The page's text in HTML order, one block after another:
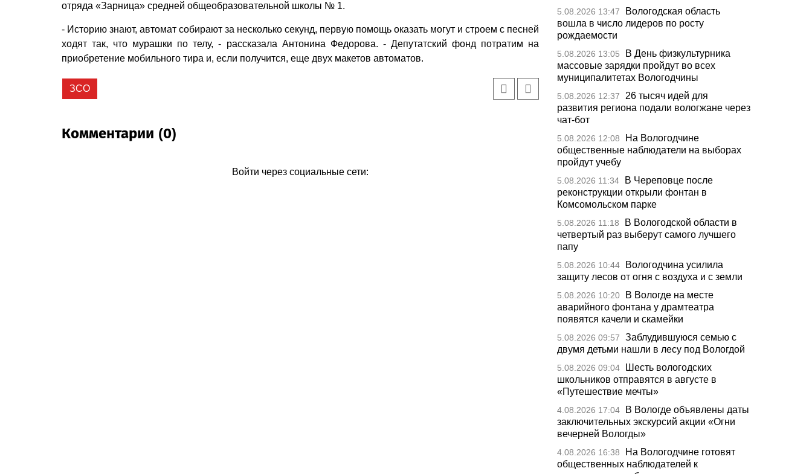
отряда «Зарница» средней общеобразовательной школы № 1.
- Историю знают, автомат собирают за несколько секунд, первую помощь оказать могут и строем с песней
ходят так, что мурашки по телу, - рассказала Антонина Федорова. - Депутатский фонд потратим на
приобретение мобильного тира и, если получится, еще двух макетов автоматов.
ЗСО
Комментарии (0)
Войти через социальные сети:
5.08.2026 13:47
Вологодская область
вошла в число лидеров по росту
рождаемости
5.08.2026 13:05
В День физкультурника
массовые зарядки пройдут во всех
муниципалитетах Вологодчины
5.08.2026 12:37
26 тысяч идей для
развития региона подали вологжане через
чат-бот
5.08.2026 12:08
На Вологодчине
общественные наблюдатели на выборах
пройдут учебу
5.08.2026 11:34
В Череповце после
реконструкции открыли фонтан в
Комсомольском парке
5.08.2026 11:18
В Вологодской области в
четвертый раз выберут самого лучшего
папу
5.08.2026 10:44
Вологодчина усилила
защиту лесов от огня с воздуха и с земли
5.08.2026 10:20
В Вологде на месте
аварийного фонтана у драмтеатра
появятся качели и скамейки
5.08.2026 09:57
Заблудившуюся семью с
двумя детьми нашли в лесу под Вологдой
5.08.2026 09:04
Шесть вологодских
школьников отправятся в августе в
«Путешествие мечты»
4.08.2026 17:04
В Вологде объявлены даты
заключительных экскурсий акции «Огни
вечерней Вологды»
4.08.2026 16:38
На Вологодчине готовят
общественных наблюдателей к